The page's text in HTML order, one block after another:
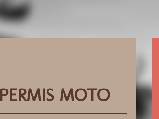
PERMIS MOTO